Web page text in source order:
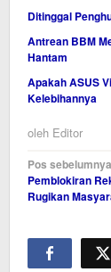
Ditinggal
Antrean BBM
Hantam
Apakah ASUS
Kelebihannya
oleh Editor
Navigasi
pos
Pos sebelumnya
Pemblokiran
Rugikan